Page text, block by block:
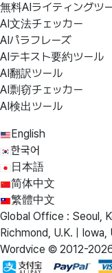
無料AIライティングツ
AI文法チェッカー
AIパラフレーズ
AIテキスト要約ツール
AI翻訳ツール
AI剽窃チェッカー
AI検出ツール
English
한국어
日本語
简体中文
繁體中文
Global Office : Seoul,
Richmond, U.K. | Iowa,
Wordvice © 2012-